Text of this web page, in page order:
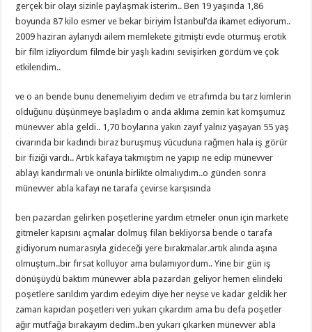
gerçek bir olayı sizinle paylaşmak isterim.. Ben 19 yaşında 1,86
boyunda 87 kilo esmer ve bekar biriyim İstanbul’da ikamet ediyorum..
2009 haziran aylarıydı ailem memlekete gitmişti evde oturmuş erotik
bir film izliyordum filmde bir yaşlı kadını sevişirken gördüm ve çok
etkilendim..
ve o an bende bunu denemeliyim dedim ve etrafımda bu tarz kimlerin
olduğunu düşünmeye başladım o anda aklıma zemin kat komşumuz
münevver abla geldi.. 1,70 boylarına yakın zayıf yalnız yaşayan 55 yaş
civarında bir kadındı biraz buruşmuş vücuduna rağmen hala iş görür
bir fiziği vardı.. Artık kafaya takmıştım ne yapıp ne edip münevver
ablayı kandırmalı ve onunla birlikte olmalıydım..o günden sonra
münevver abla kafayı ne tarafa çevirse karşısında
ben pazardan gelirken poşetlerine yardım etmeler onun için markete
gitmeler kapısını açmalar dolmuş filan bekliyorsa bende o tarafa
gidiyorum numarasıyla gideceği yere bırakmalar.artık alında aşına
olmuştum..bir fırsat kolluyor ama bulamıyordum.. Yine bir gün iş
dönüşüydü baktım münevver abla pazardan geliyor hemen elindeki
poşetlere sarıldım yardım edeyim diye her neyse ve kadar geldik her
zaman kapıdan poşetleri veri yukarı çıkardım ama bu defa poşetler
ağır mutfağa bırakayım dedim..ben yukarı çıkarken münevver abla